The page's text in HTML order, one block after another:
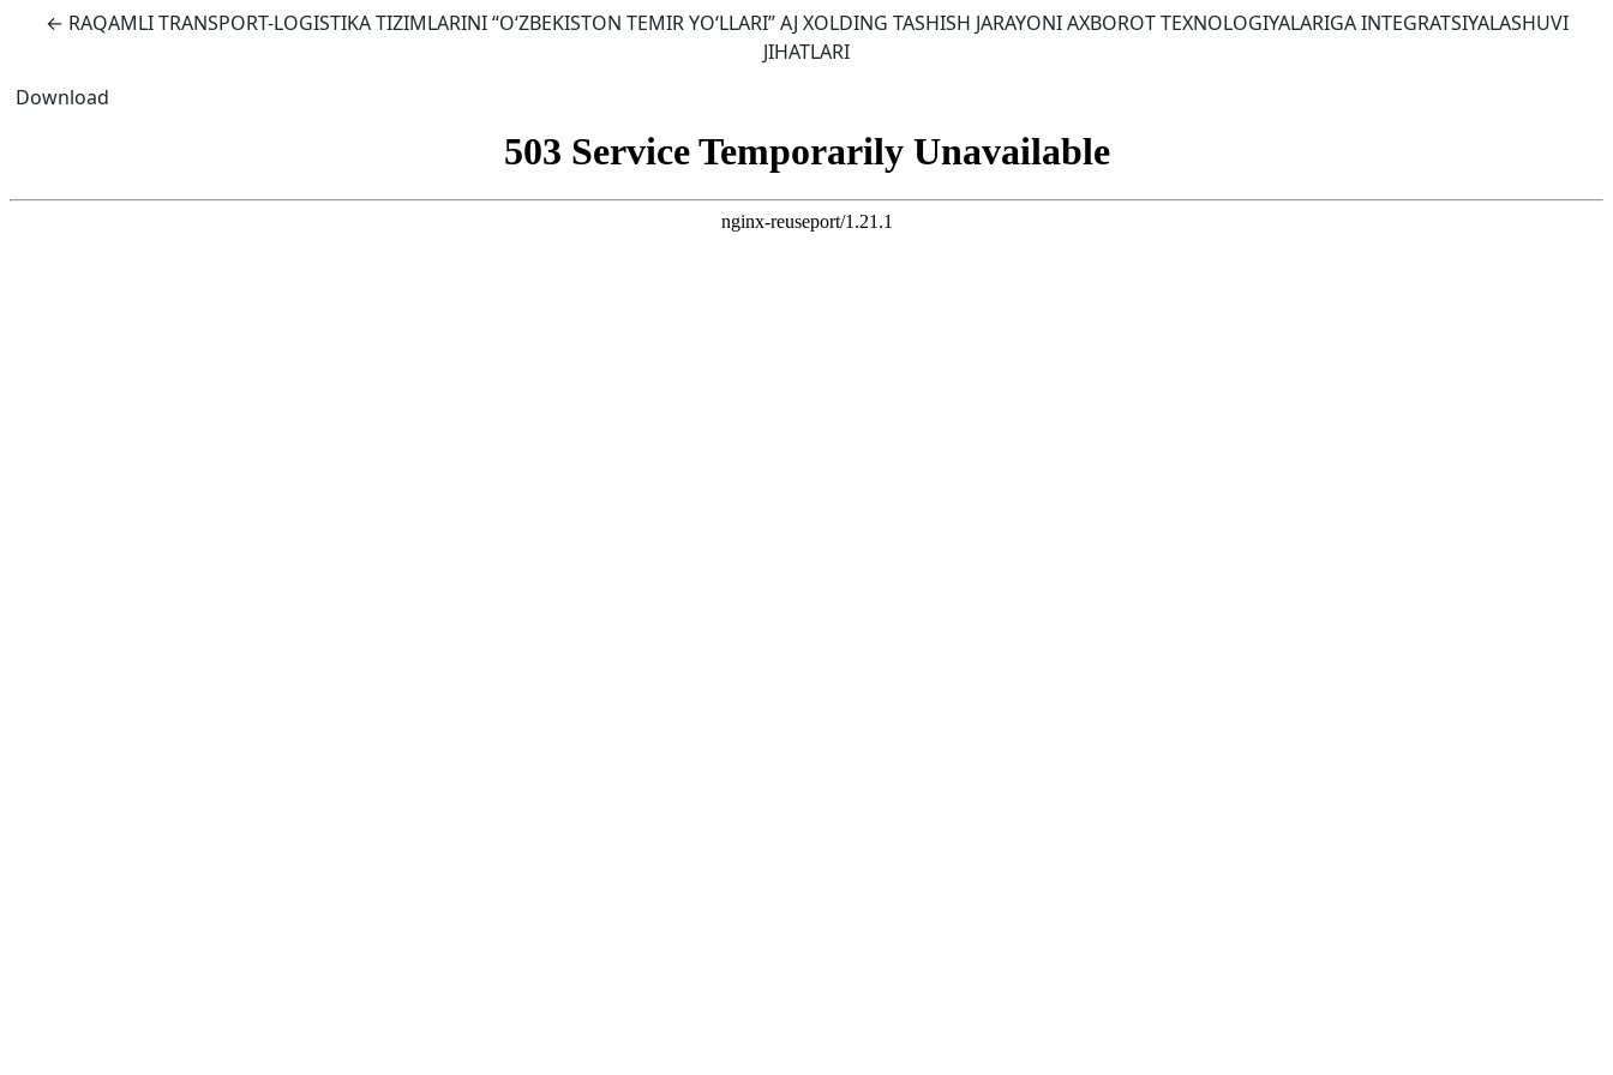
← Return to Article Details
RAQAMLI TRANSPORT-LOGISTIKA TIZIMLARINI “O‘ZBEKISTON TEMIR YO‘LLARI” AJ XOLDING TASHISH JARAYONI AXBOROT TEXNOLOGIYALARIGA INTEGRATSIYALASHUVI
JIHATLARI
Download